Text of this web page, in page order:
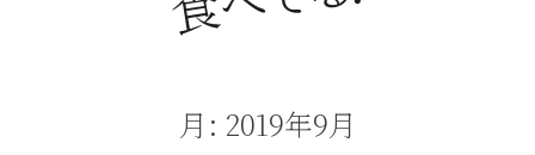
月: 2019年9月